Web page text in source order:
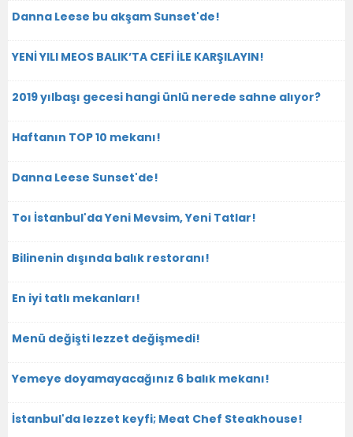
Danna Leese bu akşam Sunset'de!
YENİ YILI MEOS BALIK’TA CEFİ İLE KARŞILAYIN!
2019 yılbaşı gecesi hangi ünlü nerede sahne alıyor?
Haftanın TOP 10 mekanı!
Danna Leese Sunset'de!
Toı İstanbul'da Yeni Mevsim, Yeni Tatlar!
Bilinenin dışında balık restoranı!
En iyi tatlı mekanları!
Menü değişti lezzet değişmedi!
Yemeye doyamayacağınız 6 balık mekanı!
İstanbul'da lezzet keyfi; Meat Chef Steakhouse!